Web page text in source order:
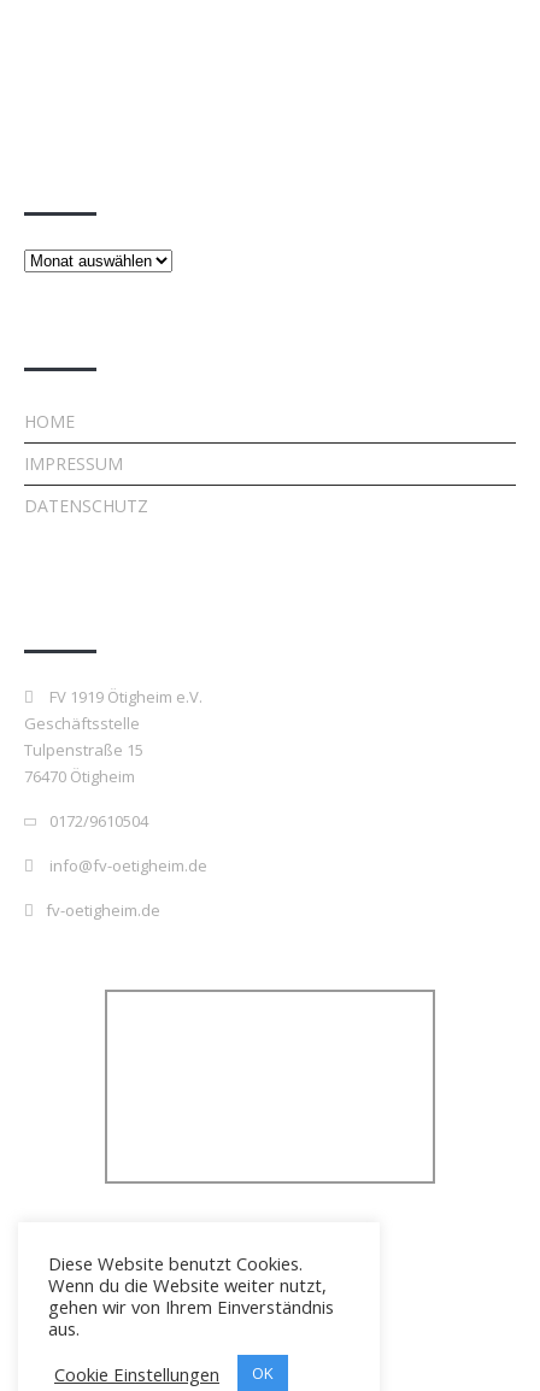
Beiträge
HOME
IMPRESSUM
DATENSCHUTZ
FV 1919 Ötigheim e.V.
Geschäftsstelle
Tulpenstraße 15
76470 Ötigheim
0172/9610504
info@fv-oetigheim.de
fv-oetigheim.de
Icons erstellt von
Diese Website benutzt Cookies.
Wenn du die Website weiter nutzt,
gehen wir von Ihrem Einverständnis
aus.
Cookie Einstellungen
OK